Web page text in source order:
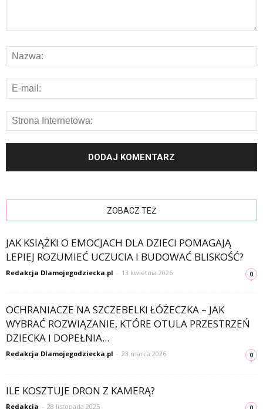
ZOBACZ TEŻ
JAK KSIĄŻKI O EMOCJACH DLA DZIECI POMAGAJĄ
LEPIEJ ROZUMIEĆ UCZUCIA I BUDOWAĆ BLISKOŚĆ?
Redakcja Dlamojegodziecka.pl - 13 kwietnia 2026 0
OCHRANIACZE NA SZCZEBELKI ŁÓŻECZKA – JAK
WYBRAĆ ROZWIĄZANIE, KTÓRE OTULA PRZESTRZEŃ
DZIECKA I DOPEŁNIA...
Redakcja Dlamojegodziecka.pl - 23 marca 2026 0
ILE KOSZTUJE DRON Z KAMERĄ?
Redakcja - 28 listopada 2025